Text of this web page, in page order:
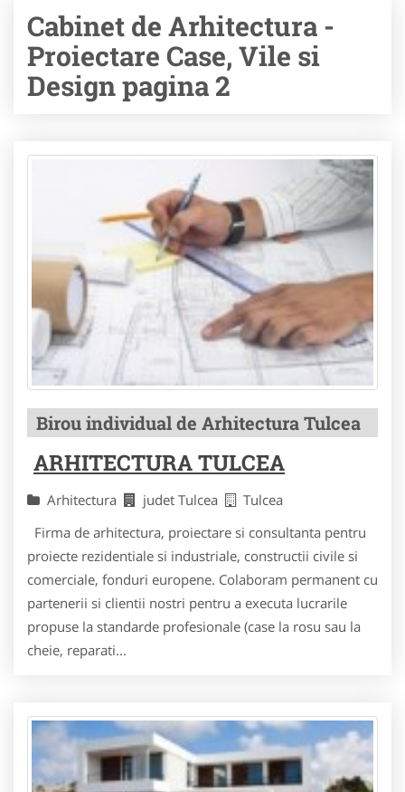
Cabinet de Arhitectura -
Proiectare Case, Vile si
Design pagina 2
Birou individual de Arhitectura Tulcea
ARHITECTURA TULCEA
Arhitectura judet Tulcea
Tulcea
Firma de arhitectura, proiectare si consultanta pentru
proiecte rezidentiale si industriale, constructii civile si
comerciale, fonduri europene. Colaboram permanent cu
partenerii si clientii nostri pentru a executa lucrarile
propuse la standarde profesionale (case la rosu sau la
cheie, reparati...